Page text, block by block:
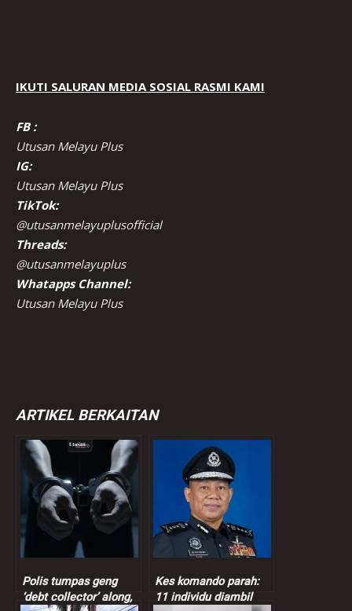
IKUTI SALURAN MEDIA SOSIAL RASMI KAMI
FB :
Utusan Melayu Plus
IG:
Utusan Melayu Plus
TikTok:
@utusanmelayuplusofficial
Threads:
@utusanmelayuplus
Whatapps Channel:
Utusan Melayu Plus
ARTIKEL BERKAITAN
Polis tumpas geng
‘debt collector’ along,
Kes komando parah:
11 individu diambil